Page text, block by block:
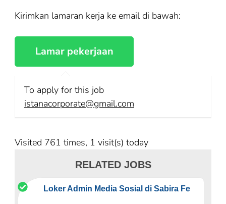
Kirimkan lamaran kerja ke email di bawah:
To apply for this job
istanacorporate@gmail.com
Visited 761 times, 1 visit(s) today
RELATED JOBS
Loker Admin Media Sosial di Sabira Fe